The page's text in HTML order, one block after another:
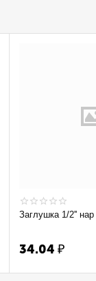
34.04 ₽